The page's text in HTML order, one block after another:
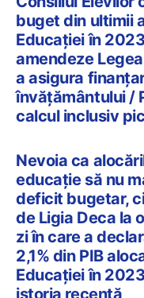
buget din ultimii
Educației în
amendeze
a asigura
învățământului /
calcul inclusiv
Nevoia ca
educație să nu
deficit bugetar,
de Ligia Deca la
zi în care a
2,1% din PIB
Educației în
istoria recentă